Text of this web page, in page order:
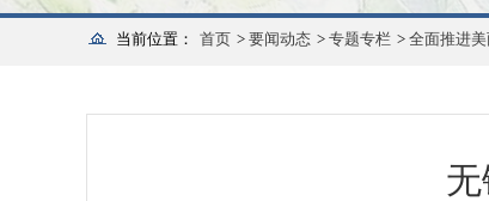
当前位置： 首页 > 要闻动态 > 专题专栏 > 全面推进